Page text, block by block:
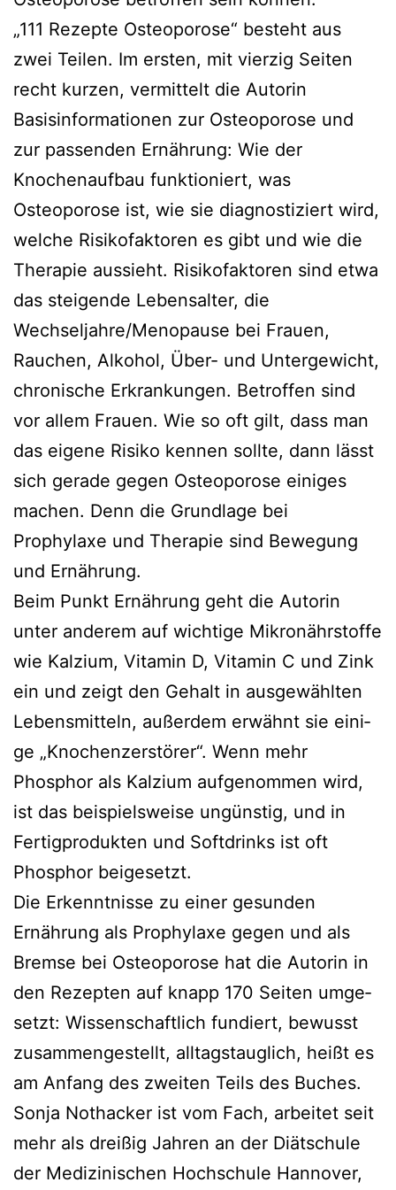
„111 Rezepte Osteoporose“ besteht aus
zwei Teilen. Im ers­ten, mit vier­zig Seiten
recht kur­zen, ver­mit­telt die Autorin
Basisinformationen zur Osteoporose und
zur pas­sen­den Ernährung: Wie der
Knochenaufbau funk­tio­niert, was
Osteoporose ist, wie sie dia­gnos­ti­ziert wird,
wel­che Risikofaktoren es gibt und wie die
Therapie aus­sieht. Risikofaktoren sind etwa
das stei­gen­de Lebensalter, die
Wechseljahre/Menopause bei Frauen,
Rauchen, Alkohol, Über- und Untergewicht,
chro­ni­sche Erkrankungen. Betroffen sind
vor allem Frauen. Wie so oft gilt, dass man
das eige­ne Risiko ken­nen soll­te, dann lässt
sich gera­de gegen Osteoporose eini­ges
machen. Denn die Grundlage bei
Prophylaxe und Therapie sind Bewegung
und Ernährung.
Beim Punkt Ernährung geht die Autorin
unter ande­rem auf wich­ti­ge Mikronährstoffe
wie Kalzium, Vitamin D, Vitamin C und Zink
ein und zeigt den Gehalt in aus­ge­wähl­ten
Lebensmitteln, außer­dem erwähnt sie eini­
ge „Knochenzerstörer“. Wenn mehr
Phosphor als Kalzium auf­ge­nom­men wird,
ist das bei­spiels­wei­se ungüns­tig, und in
Fertigprodukten und Softdrinks ist oft
Phosphor beigesetzt.
Die Erkenntnisse zu einer gesun­den
Ernährung als Prophylaxe gegen und als
Bremse bei Osteoporose hat die Autorin in
den Rezepten auf knapp 170 Seiten umge­
setzt: Wissenschaftlich fun­diert, bewusst
zusam­men­ge­stellt, all­tags­taug­lich, heißt es
am Anfang des zwei­ten Teils des Buches.
Sonja Nothacker ist vom Fach, arbei­tet seit
mehr als drei­ßig Jahren an der Diätschule
der Medizinischen Hochschule Hannover,